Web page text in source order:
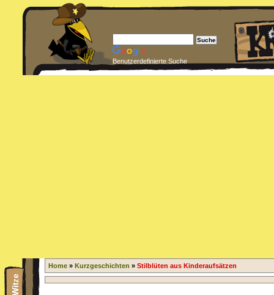
Benutzerdefinierte Suche
Home » Kurzgeschichten » Stilblüten aus Kinderaufsätzen